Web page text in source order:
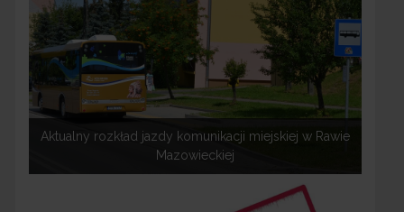
Aktualny rozkład jazdy komunikacji miejskiej w Rawie
Mazowieckiej